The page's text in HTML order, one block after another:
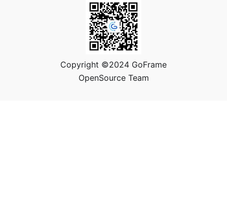
Copyright ©2024 GoFrame
OpenSource Team